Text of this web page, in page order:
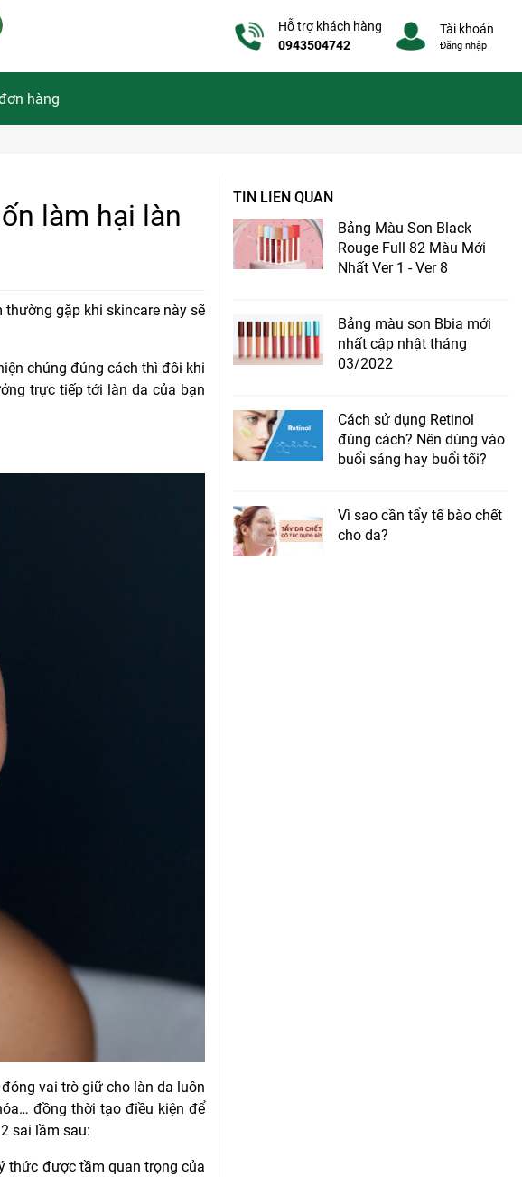
Hỗ trợ khách hàng
0943504742
Tài khoản
Đăng nhập
hàng
làm hại làn
gặp khi skincare này sẽ
chúng đúng cách thì đôi khi
trực tiếp tới làn da của bạn
vai trò giữ cho làn da luôn
đồng thời tạo điều kiện để
sai lầm sau:
thức được tầm quan trọng của
TIN LIÊN QUAN
Bảng Màu Son Black
Rouge Full 82 Màu Mới
Nhất Ver 1 - Ver 8
Bảng màu son Bbia mới
nhất cập nhật tháng
03/2022
Cách sử dụng Retinol
đúng cách? Nên dùng vào
buổi sáng hay buổi tối?
Vì sao cần tẩy tế bào chết
cho da?